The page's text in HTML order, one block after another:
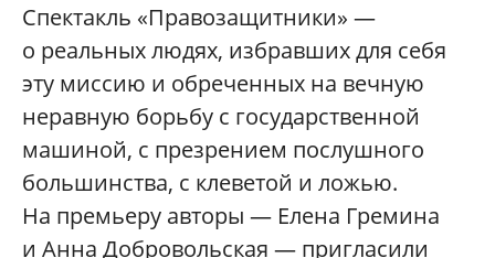
Спектакль «Правозащитники» —
о реальных людях, избравших для себя
эту миссию и обреченных на вечную
неравную борьбу с государственной
машиной, с презрением послушного
большинства, с клеветой и ложью.
На премьеру авторы — Елена Гремина
и Анна Добровольская — пригласили